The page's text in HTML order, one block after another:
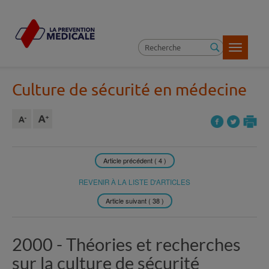
Toggle
Culture de sécurité en médecine
Article précédent ( 4 )
REVENIR À LA LISTE D'ARTICLES
Article suivant ( 38 )
2000 - Théories et recherches
sur la culture de sécurité